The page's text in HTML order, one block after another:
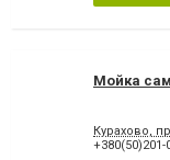
Мойка
Курахово,
+380(50)201-